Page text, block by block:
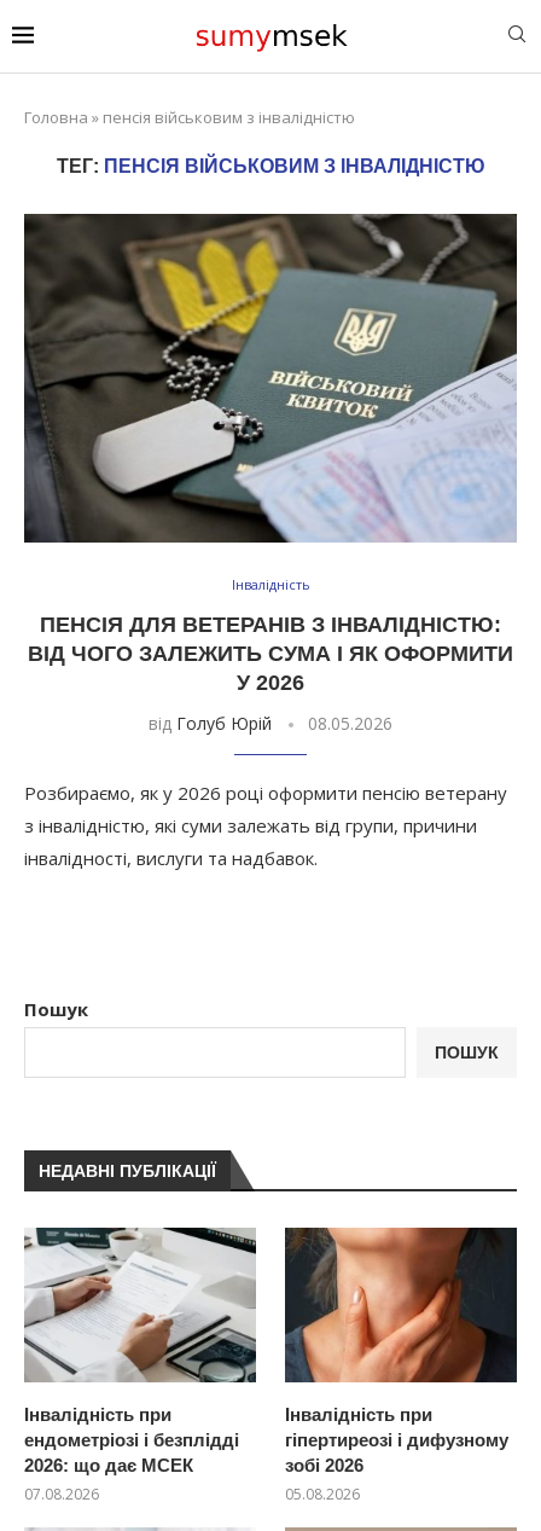
Головна » пенсія військовим з інвалідністю
ТЕГ: ПЕНСІЯ ВІЙСЬКОВИМ З ІНВАЛІДНІСТЮ
Інвалідність
ПЕНСІЯ ДЛЯ ВЕТЕРАНІВ З ІНВАЛІДНІСТЮ:
ВІД ЧОГО ЗАЛЕЖИТЬ СУМА І ЯК ОФОРМИТИ
У 2026
від Голуб Юрій 08.05.2026
Розбираємо, як у 2026 році оформити пенсію ветерану
з інвалідністю, які суми залежать від групи, причини
інвалідності, вислуги та надбавок.
Пошук
ПОШУК
НЕДАВНІ ПУБЛІКАЦІЇ
Інвалідність при
ендометріозі і безплідді
2026: що дає МСЕК
07.08.2026
Інвалідність при
гіпертиреозі і дифузному
зобі 2026
05.08.2026